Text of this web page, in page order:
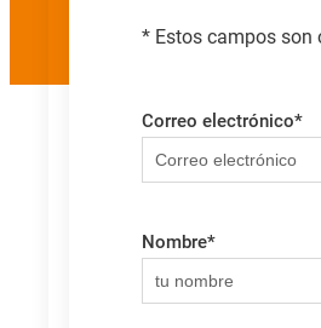
* Estos campos son
Correo electrónico*
Nombre*